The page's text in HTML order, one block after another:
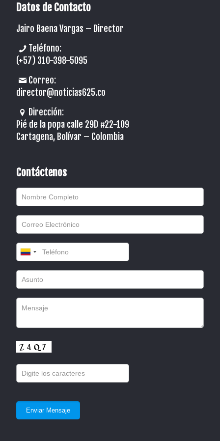
Datos de Contacto
Jairo Baena Vargas – Director
Teléfono:
(+57) 310-398-5095
Correo:
director@noticias625.co
Dirección:
Pié de la popa calle 29D #22-109
Cartagena, Bolívar – Colombia
Contáctenos